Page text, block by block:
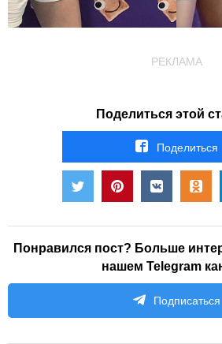
РЕКЛАМА
Поделиться этой
Поделиться
Понравился пост? Больше
нашем Telegram
Подписаться